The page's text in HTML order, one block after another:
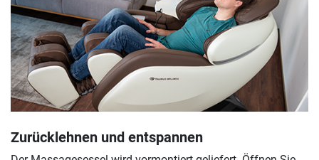
Zurücklehnen und entspannen